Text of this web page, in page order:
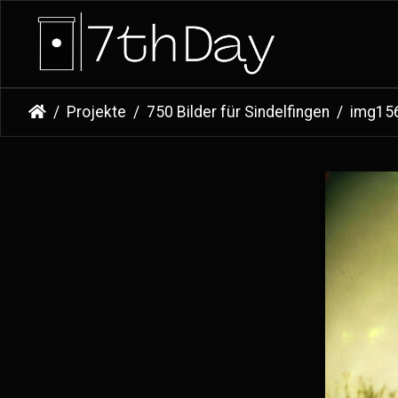
Projekte 750 Bilder für Sindelfingen